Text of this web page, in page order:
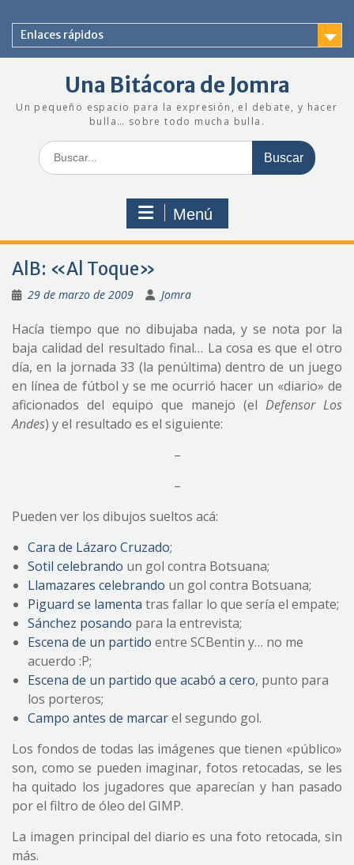
contenido
Enlaces rápidos
Una Bitácora de Jomra
Un pequeño espacio para la expresión, el debate, y hacer
bulla… sobre todo mucha bulla.
Buscar:
Menú
AlB: «Al Toque»
29 de marzo de 2009 Jomra
Hacía tiempo que no dibujaba nada, y se nota por la
baja calidad del resultado final… La cosa es que el otro
día, en la jornada 33 (la penúltima) dentro de un juego
en línea de fútbol y se me ocurrió hacer un «diario» de
aficionados del equipo que manejo (el Defensor Los
Andes) y el resultado es el siguiente:
–
–
Pueden ver los dibujos sueltos acá:
Cara de Lázaro Cruzado;
Sotil celebrando un gol contra Botsuana;
Llamazares celebrando un gol contra Botsuana;
Piguard se lamenta tras fallar lo que sería el empate;
Sánchez posando para la entrevista;
Escena de un partido entre SCBentin y… no me
acuerdo :P;
Escena de un partido que acabó a cero, punto para
los porteros;
Campo antes de marcarel segundo gol.
Los fondos de todas las imágenes que tienen «público»
son, como se pueden imaginar, fotos retocadas, se les
ha quitado los jugadores que aparecían y han pasado
por el filtro de óleo del GIMP.
La imagen principal del diario es una foto retocada, sin
más.